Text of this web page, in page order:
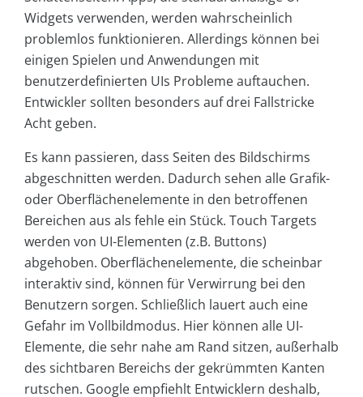
Widgets verwenden, werden wahrscheinlich
problemlos funktionieren. Allerdings können bei
einigen Spielen und Anwendungen mit
benutzerdefinierten UIs Probleme auftauchen.
Entwickler sollten besonders auf drei Fallstricke
Acht geben.
Es kann passieren, dass Seiten des Bildschirms
abgeschnitten werden. Dadurch sehen alle Grafik-
oder Oberflächenelemente in den betroffenen
Bereichen aus als fehle ein Stück. Touch Targets
werden von UI-Elementen (z.B. Buttons)
abgehoben. Oberflächenelemente, die scheinbar
interaktiv sind, können für Verwirrung bei den
Benutzern sorgen. Schließlich lauert auch eine
Gefahr im Vollbildmodus. Hier können alle UI-
Elemente, die sehr nahe am Rand sitzen, außerhalb
des sichtbaren Bereichs der gekrümmten Kanten
rutschen. Google empfiehlt Entwicklern deshalb,